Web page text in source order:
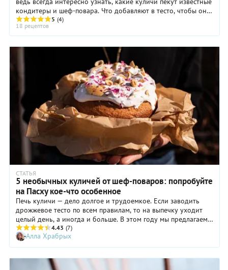
кондитеры и шеф-повара. Что добавляют в тесто, чтобы оно
было сдобным, тяжелым и насыщенным, какие сухофрукты,
пряности и орехи в их фирменных рецептах куличей? А
главное, есть ли у них какие-то секреты или все просто –
печь надо со светлыми чувствами и любовью в душе.
5 (4)
18 рецептов
СТАТЬЯ
5 необычных куличей от шеф-поваров: попробуйте
на Пасху кое-что особенное
Печь куличи — дело долгое и трудоемкое. Если заводить
дрожжевое тесто по всем правилам, то на выпечку уходит
целый день, а иногда и больше. В этом году мы предлагаем
пойти нестандартным путем и попробовать фирменные
рецепты шеф-поваров, которые готовятся гораздо быстрее
обычных. Предлагаем куличи без сахара и глютена, на пиве,
творожный, шоколадный и с кремом из маракуйи.
Выбирайте, какой больше нравится, — и к духовке!
4.43 (7)
Алла Храбрых